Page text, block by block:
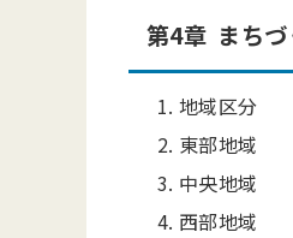
第4章 まち
地域区分
東部地域
中央地域
西部地域